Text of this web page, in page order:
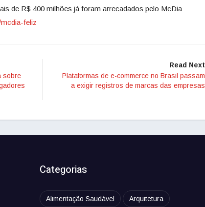
de R$ 400 milhões já foram arrecadados pelo McDia
mcdia-feliz
sobre
Read Next
Plataformas de e-commerce no Brasil passam
a exigir registros de marcas das empresas
Categorias
Alimentação Saudável Arquitetura